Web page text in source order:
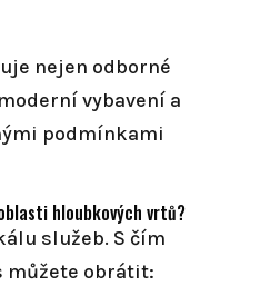
nejen odborné
vybavení a
podmínkami
hloubkových vrtů?
služeb. S čím
můžete obrátit: